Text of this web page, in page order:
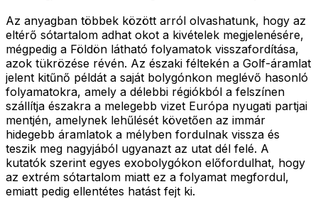
Az anyagban többek között arról olvashatunk, hogy az
eltérő sótartalom adhat okot a kivételek megjelenésére,
mégpedig a Földön látható folyamatok visszafordítása,
azok tükrözése révén. Az északi féltekén a Golf-áramlat
jelent kitűnő példát a saját bolygónkon meglévő hasonló
folyamatokra, amely a délebbi régiókból a felszínen
szállítja északra a melegebb vizet Európa nyugati partjai
mentjén, amelynek lehűlését követően az immár
hidegebb áramlatok a mélyben fordulnak vissza és
teszik meg nagyjából ugyanazt az utat dél felé. A
kutatók szerint egyes exobolygókon előfordulhat, hogy
az extrém sótartalom miatt ez a folyamat megfordul,
emiatt pedig ellentétes hatást fejt ki.